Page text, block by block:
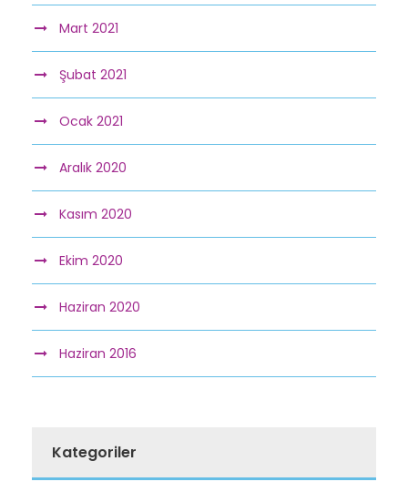
Mart 2021
Şubat 2021
Ocak 2021
Aralık 2020
Kasım 2020
Ekim 2020
Haziran 2020
Haziran 2016
Kategoriler